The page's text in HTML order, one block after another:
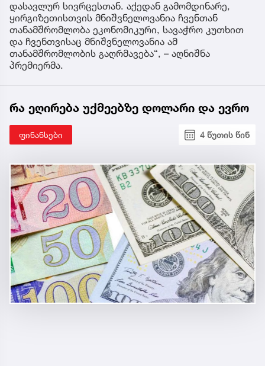
დასავლურ სივრცესთან. აქედან გამომდინარე,
ყირგიზეთისთვის მნიშვნელოვანია ჩვენთან
თანამშრომლობა ეკონომიკური, სავაჭრო კუთხით
და ჩვენთვისაც მნიშვნელოვანია ამ
თანამშრომლობის გაღრმავება“, – აღნიშნა
პრემიერმა.
რა ეღირება უქმეებზე დოლარი და ევრო
ფინანსები 4 წუთის წინ